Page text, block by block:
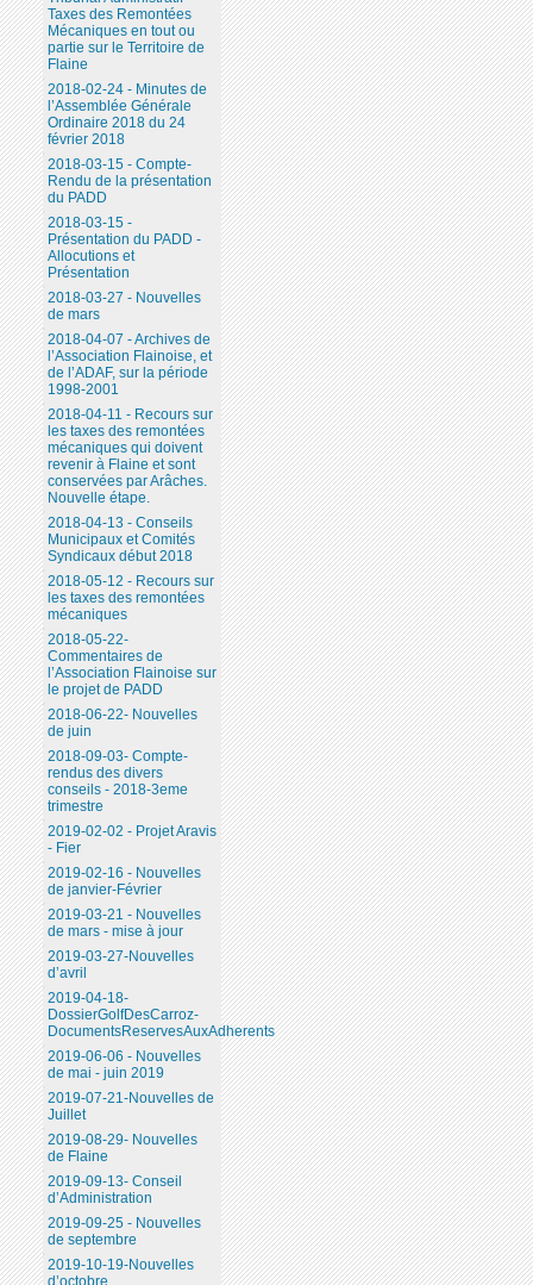
Taxes des Remontées
Mécaniques en tout ou
partie sur le Territoire de
Flaine
2018-02-24 - Minutes de
l’Assemblée Générale
Ordinaire 2018 du 24
février 2018
2018-03-15 - Compte-
Rendu de la présentation
du PADD
2018-03-15 -
Présentation du PADD -
Allocutions et
Présentation
2018-03-27 - Nouvelles
de mars
2018-04-07 - Archives de
l’Association Flainoise, et
de l’ADAF, sur la période
1998-2001
2018-04-11 - Recours sur
les taxes des remontées
mécaniques qui doivent
revenir à Flaine et sont
conservées par Arâches.
Nouvelle étape.
2018-04-13 - Conseils
Municipaux et Comités
Syndicaux début 2018
2018-05-12 - Recours sur
les taxes des remontées
mécaniques
2018-05-22-
Commentaires de
l’Association Flainoise sur
le projet de PADD
2018-06-22- Nouvelles
de juin
2018-09-03- Compte-
rendus des divers
conseils - 2018-3eme
trimestre
2019-02-02 - Projet Aravis
- Fier
2019-02-16 - Nouvelles
de janvier-Février
2019-03-21 - Nouvelles
de mars - mise à jour
2019-03-27-Nouvelles
d’avril
2019-04-18-
DossierGolfDesCarroz-
DocumentsReservesAuxAdherents
2019-06-06 - Nouvelles
de mai - juin 2019
2019-07-21-Nouvelles de
Juillet
2019-08-29- Nouvelles
de Flaine
2019-09-13- Conseil
d’Administration
2019-09-25 - Nouvelles
de septembre
2019-10-19-Nouvelles